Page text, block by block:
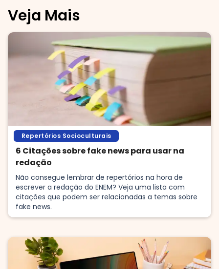
Veja Mais
Repertórios Socioculturais
6 Citações sobre fake news para usar na
redação
Não consegue lembrar de repertórios na hora de
escrever a redação do ENEM? Veja uma lista com
citações que podem ser relacionadas a temas sobre
fake news.